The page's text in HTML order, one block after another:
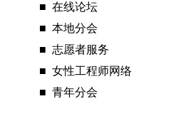
■ 在线论坛
■ 本地分会
■ 志愿者服务
■ 女性工程师网络
■ 青年分会